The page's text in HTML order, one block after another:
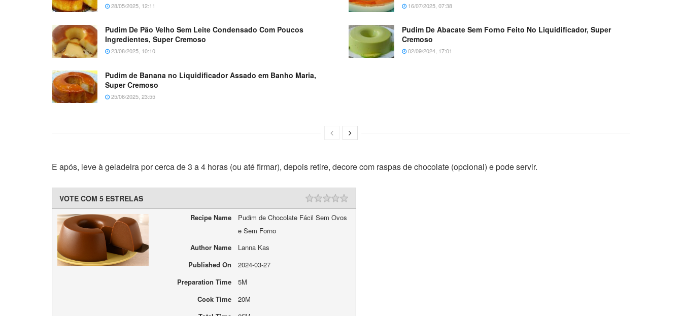
28/05/2025, 12:11 16/07/2025, 07:38
Pudim De Pão Velho Sem Leite Condensado Com Poucos
Ingredientes, Super Cremoso
23/08/2025, 10:10
Pudim De Abacate Sem Forno Feito No Liquidificador, Super
Cremoso
02/09/2024, 17:01
Pudim de Banana no Liquidificador Assado em Banho Maria,
Super Cremoso
25/06/2025, 23:55
E após, leve à geladeira por cerca de 3 a 4 horas (ou até firmar), depois retire, decore com raspas de chocolate (opcional) e pode servir.
VOTE COM 5 ESTRELAS
Recipe Name
Pudim de Chocolate Fácil Sem Ovos
e Sem Forno
Author Name
Lanna Kas
Published On
2024-03-27
Preparation Time
5M
Cook Time
20M